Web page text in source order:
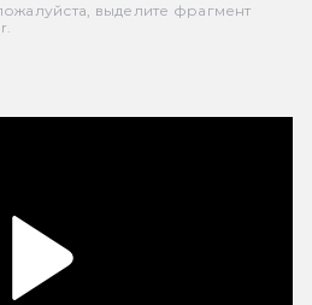
выделите фрагмент